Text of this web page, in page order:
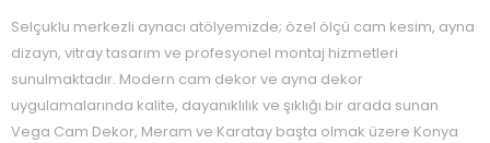
Selçuklu merkezli aynacı atölyemizde; özel ölçü cam kesim, ayna
dizayn, vitray tasarım ve profesyonel montaj hizmetleri
sunulmaktadır. Modern cam dekor ve ayna dekor
uygulamalarında kalite, dayanıklılık ve şıklığı bir arada sunan
Vega Cam Dekor, Meram ve Karatay başta olmak üzere Konya